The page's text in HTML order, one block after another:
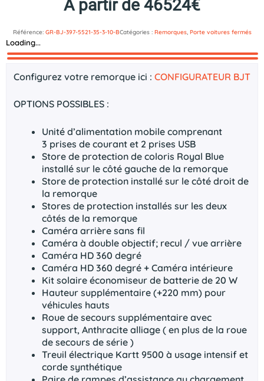
A partir de 46524€
Référence: GR-BJ-397-5521-35-3-10-BCatégories : Remorques, Porte voitures fermés
Loading...
Description
Documents technique
Configurez votre remorque ici : CONFIGURATEUR BJT
OPTIONS POSSIBLES :
Unité d’alimentation mobile comprenant
3 prises de courant et 2 prises USB
Store de protection de coloris Royal Blue
installé sur le côté gauche de la remorque
Store de protection installé sur le côté droit de
la remorque
Stores de protection installés sur les deux
côtés de la remorque
Caméra arrière sans fil
Caméra à double objectif; recul / vue arrière
Caméra HD 360 degré
Caméra HD 360 degré + Caméra intérieure
Kit solaire économiseur de batterie de 20 W
Hauteur supplémentaire (+220 mm) pour
véhicules hauts
Roue de secours supplémentaire avec
support, Anthracite alliage ( en plus de la roue
de secours de série )
Treuil électrique Kartt 9500 à usage intensif et
corde synthétique